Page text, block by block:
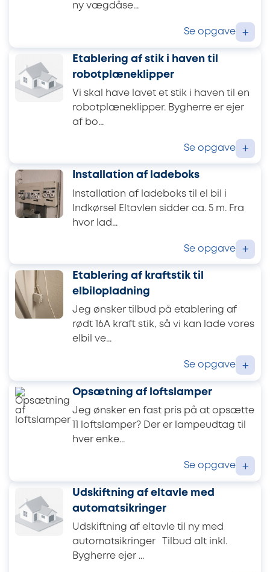
ny vægdåse...
Se opgave +
Etablering af stik i haven til
robotplæneklipper
Vi skal have lavet et stik i haven til en
robotplæneklipper. Bygherre er ejer
af bo...
Se opgave +
Installation af ladeboks
Installation af ladeboks til el bil i
Indkørsel Eltavlen sidder ca. 5 m. Fra
hvor lad...
Se opgave +
Etablering af kraftstik til
elbilopladning
Jeg ønsker tilbud på etablering af
rødt 16A kraft stik, så vi kan lade vores
elbil ve...
Se opgave +
Opsætning af loftslamper
Jeg ønsker en fast pris på at opsætte
11 loftslamper? Der er lampeudtag til
hver enke...
Se opgave +
Udskiftning af eltavle med
automatsikringer
Udskiftning af eltavle til ny med
automatsikringer Tilbud alt inkl.
Bygherre ejer ...